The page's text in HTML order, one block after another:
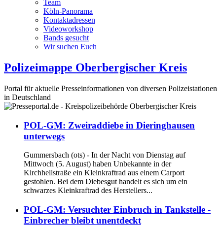
Team
Köln-Panorama
Kontaktadressen
Videoworkshop
Bands gesucht
Wir suchen Euch
Polizeimappe Oberbergischer Kreis
Portal für aktuelle Presseinformationen von diversen Polizeistationen
in Deutschland
POL-GM: Zweiraddiebe in Dieringhausen
unterwegs
Gummersbach (ots) - In der Nacht von Dienstag auf
Mittwoch (5. August) haben Unbekannte in der
Kirchhellstraße ein Kleinkraftrad aus einem Carport
gestohlen. Bei dem Diebesgut handelt es sich um ein
schwarzes Kleinkraftrad des Herstellers...
POL-GM: Versuchter Einbruch in Tankstelle -
Einbrecher bleibt unentdeckt